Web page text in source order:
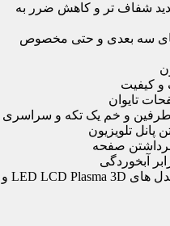
دید شفاف تر و کاهش ضرر به
های سه بعدی و حتی مخصوص
تایوان
تلویزیون
صفحه
آبخوردگی
مناسب جهت استفاده تمامی مدل های LED LCD Plasma 3D و